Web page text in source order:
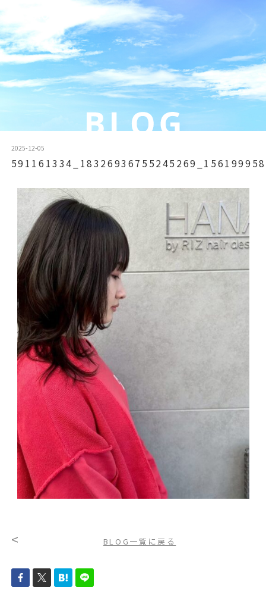
2025-12-05
< BLOG一覧に戻る